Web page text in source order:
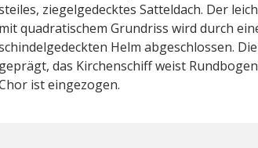
ziegelgedecktes Satteldach. Der
mit quadratischem Grundriss wird durch
Helm abgeschlossen.
geprägt, das Kirchenschiff weist
ist eingezogen.